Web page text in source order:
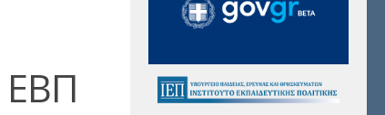
ΕΒΠ